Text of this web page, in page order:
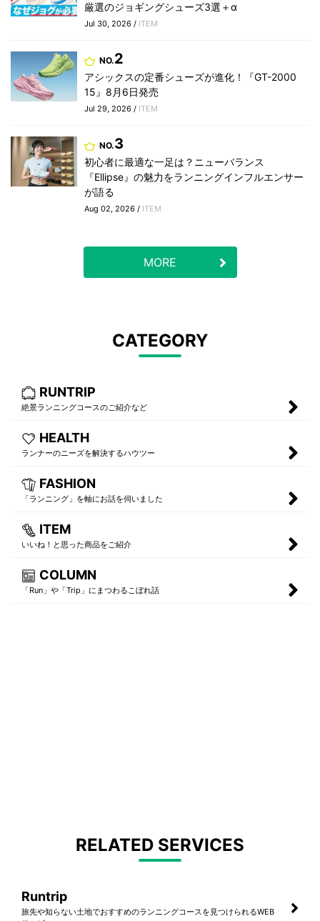
厳選のジョギングシューズ3選＋α
Jul 30, 2026 / ITEM
NO.2
アシックスの定番シューズが進化！『GT-2000
15』8月6日発売
Jul 29, 2026 / ITEM
NO.3
初心者に最適な一足は？ニューバランス
『Ellipse』の魅力をランニングインフルエンサー
が語る
Aug 02, 2026 / ITEM
MORE
CATEGORY
RUNTRIP
絶景ランニングコースのご紹介など
HEALTH
ランナーのニーズを解決するハウツー
FASHION
「ランニング」を軸にお話を伺いました
ITEM
いいね！と思った商品をご紹介
COLUMN
「Run」や「Trip」にまつわるこぼれ話
RELATED SERVICES
Runtrip
旅先や知らない土地でおすすめのランニングコースを見つけられるWEB